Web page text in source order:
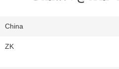
China
ZK